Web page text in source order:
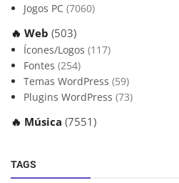
Jogos PC (7060)
🔥 Web (503)
Ícones/Logos (117)
Fontes (254)
Temas WordPress (59)
Plugins WordPress (73)
🔥 Música (7551)
TAGS